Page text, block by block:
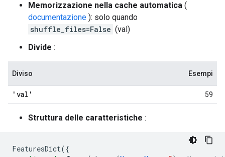
Memorizzazione nella cache automatica (
documentazione ): solo quando
shuffle_files=False (val)
Divide :
Diviso Esempi
'val' 59
Struttura delle caratteristiche :
FeaturesDict({